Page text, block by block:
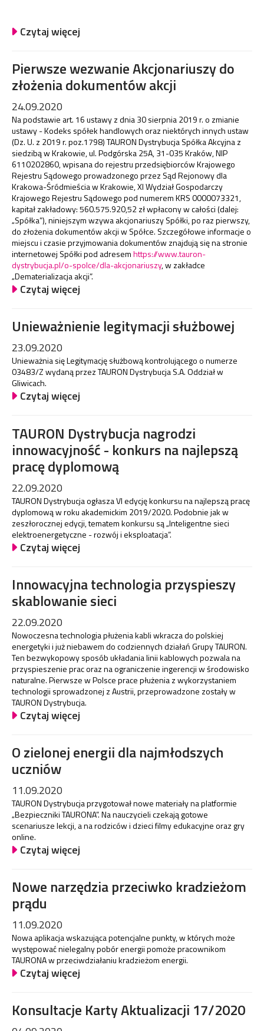
Czytaj więcej
Pierwsze wezwanie Akcjonariuszy do
złożenia dokumentów akcji
24.09.2020
Na podstawie art. 16 ustawy z dnia 30 sierpnia 2019 r. o zmianie
ustawy - Kodeks spółek handlowych oraz niektórych innych ustaw
(Dz. U. z 2019 r. poz.1798) TAURON Dystrybucja Spółka Akcyjna z
siedzibą w Krakowie, ul. Podgórska 25A, 31-035 Kraków, NIP
6110202860, wpisana do rejestru przedsiębiorców Krajowego
Rejestru Sądowego prowadzonego przez Sąd Rejonowy dla
Krakowa-Śródmieścia w Krakowie, XI Wydział Gospodarczy
Krajowego Rejestru Sądowego pod numerem KRS 0000073321,
kapitał zakładowy: 560.575.920,52 zł wpłacony w całości (dalej:
„Spółka”), niniejszym wzywa akcjonariuszy Spółki, po raz pierwszy,
do złożenia dokumentów akcji w Spółce. Szczegółowe informacje o
miejscu i czasie przyjmowania dokumentów znajdują się na stronie
internetowej Spółki pod adresemhttps://www.tauron-
dystrybucja.pl/o-spolce/dla-akcjonariuszy, w zakładce
„Dematerializacja akcji”.
Czytaj więcej
Unieważnienie legitymacji służbowej
23.09.2020
Unieważnia się Legitymację służbową kontrolującego o numerze
03483/Z wydaną przez TAURON Dystrybucja S.A. Oddział w
Gliwicach.
Czytaj więcej
TAURON Dystrybucja nagrodzi
innowacyjność - konkurs na najlepszą
pracę dyplomową
22.09.2020
TAURON Dystrybucja ogłasza VI edycję konkursu na najlepszą pracę
dyplomową w roku akademickim 2019/2020. Podobnie jak w
zeszłorocznej edycji, tematem konkursu są „Inteligentne sieci
elektroenergetyczne - rozwój i eksploatacja”.
Czytaj więcej
Innowacyjna technologia przyspieszy
skablowanie sieci
22.09.2020
Nowoczesna technologia płużenia kabli wkracza do polskiej
energetyki i już niebawem do codziennych działań Grupy TAURON.
Ten bezwykopowy sposób układania linii kablowych pozwala na
przyspieszenie prac oraz na ograniczenie ingerencji w środowisko
naturalne. Pierwsze w Polsce prace płużenia z wykorzystaniem
technologii sprowadzonej z Austrii, przeprowadzone zostały w
TAURON Dystrybucja.
Czytaj więcej
O zielonej energii dla najmłodszych
uczniów
11.09.2020
TAURON Dystrybucja przygotował nowe materiały na platformie
„Bezpieczniki TAURONA”. Na nauczycieli czekają gotowe
scenariusze lekcji, a na rodziców i dzieci filmy edukacyjne oraz gry
online.
Czytaj więcej
Nowe narzędzia przeciwko kradzieżom
prądu
11.09.2020
Nowa aplikacja wskazująca potencjalne punkty, w których może
występować nielegalny pobór energii pomoże pracownikom
TAURONA w przeciwdziałaniu kradzieżom energii.
Czytaj więcej
Konsultacje Karty Aktualizacji 17/2020